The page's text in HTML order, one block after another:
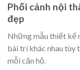
Phối cảnh nội
đẹp
Những mẫu thiết kế
bài trí khác nhau tùy
mỗi căn hộ.